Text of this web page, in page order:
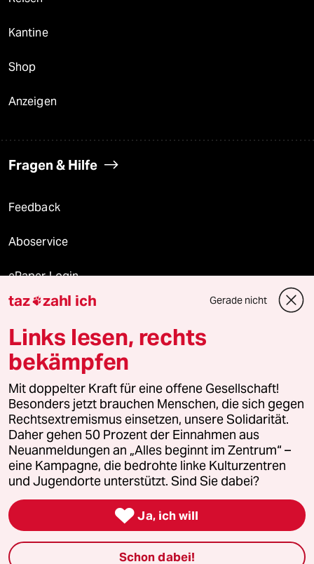
Kantine
Shop
Anzeigen
Fragen & Hilfe
Feedback
Aboservice
ePaper Login
Downloads für Abonnierende
© 2026 taz Verlags und Vertriebs GmbH
Alle Rechte vorbehalten. Bei rechtlichen Fragen oder für Genehmigungen
wenden Sie sich bitte an
lizenzen@taz.de
Feedback Redaktionsstatut Kommune-Richtlinien
Leitlinie Informant Datenschutz Impressum AGB
Seitenwende Einwilligungen widerrufen (Ads)
taz zahl ich Gerade nicht
Links lesen, rechts
bekämpfen
Mit doppelter Kraft für eine offene Gesellschaft!
Besonders jetzt brauchen Menschen, die sich gegen
Rechtsextremismus einsetzen, unsere Solidarität.
Daher gehen 50 Prozent der Einnahmen aus
Neuanmeldungen an „Alles beginnt im Zentrum“ –
eine Kampagne, die bedrohte linke Kulturzentren
und Jugendorte unterstützt. Sind Sie dabei?
 Ja, ich will
Schon dabei!